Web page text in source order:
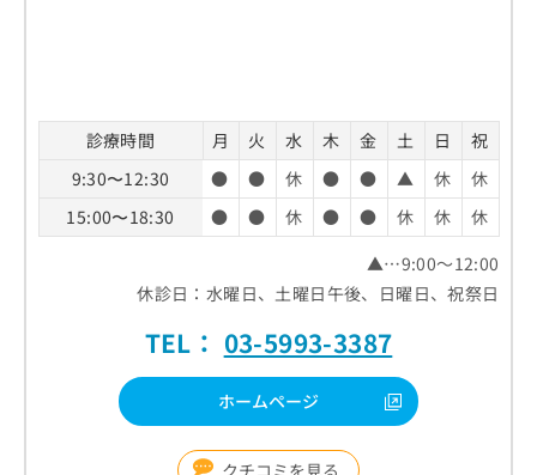
診療時間 月 火 水 木 金 土 日
祝
9:30〜12:30
● ● 休 ● ● ▲ 休
休
15:00〜18:30
● ● 休 ● ● 休 休
休
▲…9:00～12:00
休診日：水曜日、土曜日午後、日曜日、祝祭日
TEL： 03-5993-3387
ホームページ
クチコミを見る